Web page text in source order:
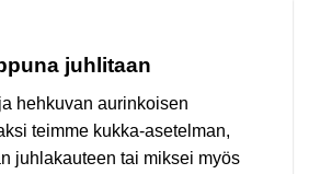
juhlitaan
hehkuvan aurinkoisen
teimme kukka-asetelman,
juhlakauteen tai miksei myös